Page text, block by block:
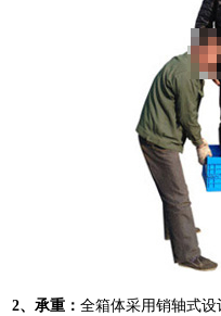
2、承重： 全箱体采用销轴式设